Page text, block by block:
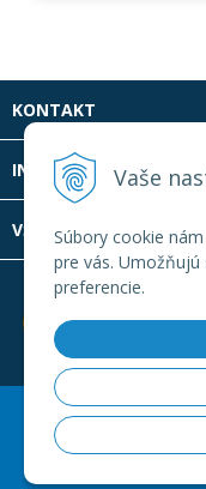
Vaše
Súbory cookie
pre vás.
preferencie.
KONTAKT
INFOLINKA
VŠETKO O NÁKUPE
© 2026